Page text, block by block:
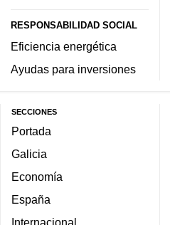
RESPONSABILIDAD SOCIAL
Eficiencia energética
Ayudas para inversiones
SECCIONES
Portada
Galicia
Economía
España
Internacional